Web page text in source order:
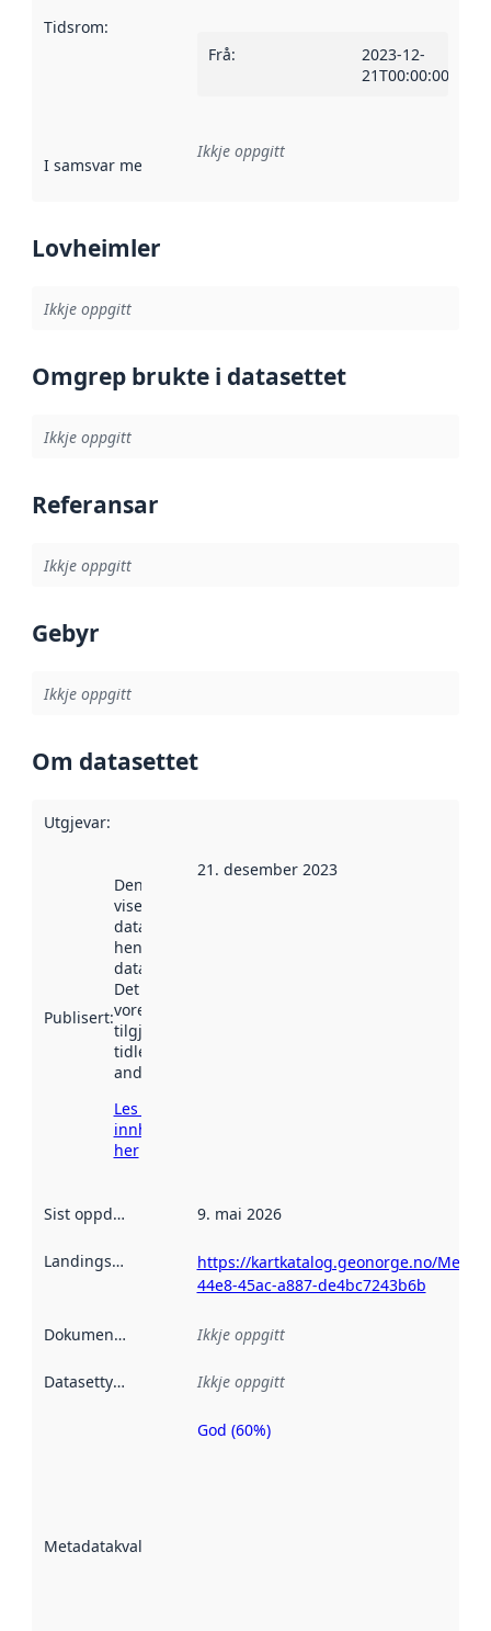
Tidsrom:
Frå:
2023-12-
21T00:00:00Z
I samsvar med Referanse til ei implementeringsregel eller
Ikkje oppgitt
Lovheimler
Ikkje oppgitt
Omgrep brukte i datasettet
Ikkje oppgitt
Referansar
Ikkje oppgitt
Gebyr
Ikkje oppgitt
Om datasettet
Utgjevar:
Publisert:
Denne datoen
viser når
datasettet vart
henta inn av
data.norge.no.
Det kan ha
vore
tilgjengeleg
tidlegare
andre stader.
Les meir om
innhenting
her
21. desember 2023
Sist oppdatert 9. mai 2026
Landingsside
https://kartkatalog.geonorge.no/
44e8-45ac-a887-de4bc7243b6b
Dokumentasjon Ikkje oppgitt
Datasettype Ikkje oppgitt
Metadatakvalitet
Metadatakvalitet
God (60%)